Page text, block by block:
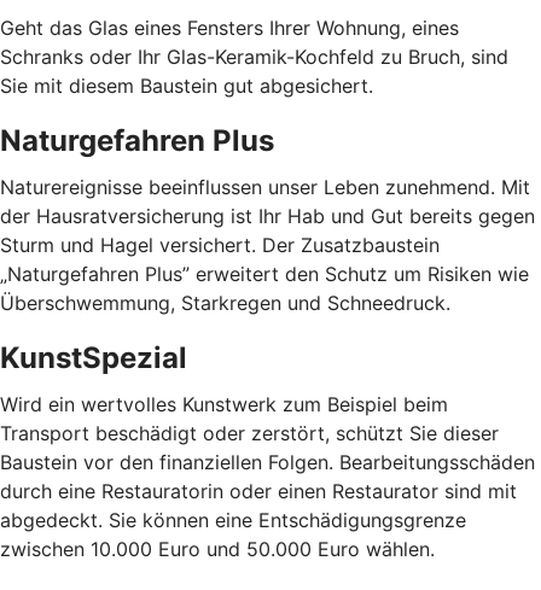
Geht das Glas eines Fensters Ihrer Wohnung, eines
Schranks oder Ihr Glas-Keramik-Kochfeld zu Bruch, sind
Sie mit diesem Baustein gut abgesichert.
Naturgefahren Plus
Naturereignisse beeinflussen unser Leben zunehmend. Mit
der Hausratversicherung ist Ihr Hab und Gut bereits gegen
Sturm und Hagel versichert. Der Zusatzbaustein
„Naturgefahren Plus” erweitert den Schutz um Risiken wie
Überschwemmung, Starkregen und Schneedruck.
KunstSpezial
Wird ein wertvolles Kunstwerk zum Beispiel beim
Transport beschädigt oder zerstört, schützt Sie dieser
Baustein vor den finanziellen Folgen. Bearbeitungsschäden
durch eine Restauratorin oder einen Restaurator sind mit
abgedeckt. Sie können eine Entschädigungsgrenze
zwischen 10.000 Euro und 50.000 Euro wählen.